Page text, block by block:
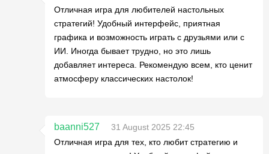
Отличная игра для любителей настольных
стратегий! Удобный интерфейс, приятная
графика и возможность играть с друзьями или с
ИИ. Иногда бывает трудно, но это лишь
добавляет интереса. Рекомендую всем, кто ценит
атмосферу классических настолок!
baanni527
31 August 2025 22:45
Отличная игра для тех, кто любит стратегию и